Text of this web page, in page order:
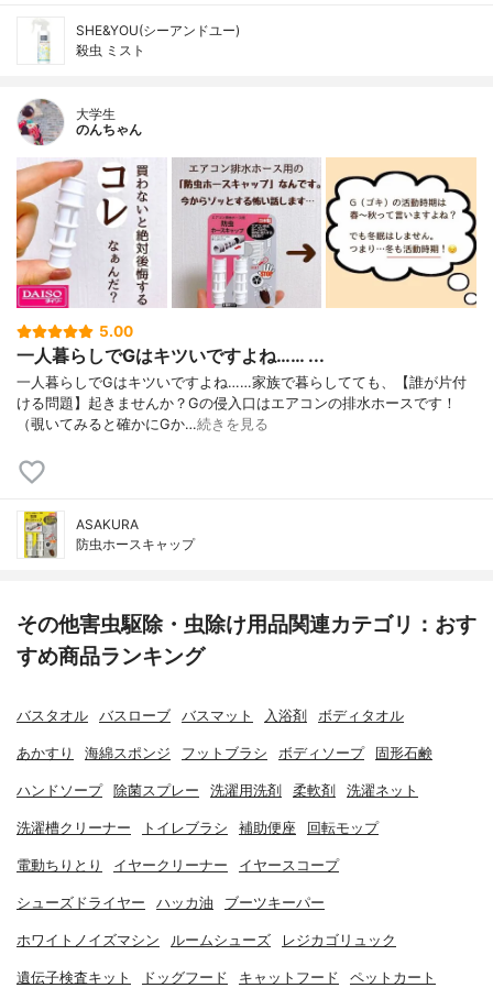
SHE&YOU(シーアンドユー)
殺虫 ミスト
大学生
のんちゃん
5.00
一人暮らしでGはキツいですよね…… ...
一人暮らしでGはキツいですよね……家族で暮らしてても、【誰が片付
ける問題】起きませんか？Gの侵入口はエアコンの排水ホースです！
（覗いてみると確かにGか…続きを見る
ASAKURA
防虫ホースキャップ
その他害虫駆除・虫除け用品関連カテゴリ：おす
すめ商品ランキング
バスタオル バスローブ バスマット 入浴剤 ボディタオル
あかすり 海綿スポンジ フットブラシ ボディソープ 固形石鹸
ハンドソープ 除菌スプレー 洗濯用洗剤 柔軟剤 洗濯ネット
洗濯槽クリーナー トイレブラシ 補助便座 回転モップ
電動ちりとり イヤークリーナー イヤースコープ
シューズドライヤー ハッカ油 ブーツキーパー
ホワイトノイズマシン ルームシューズ レジカゴリュック
遺伝子検査キット ドッグフード キャットフード ペットカート